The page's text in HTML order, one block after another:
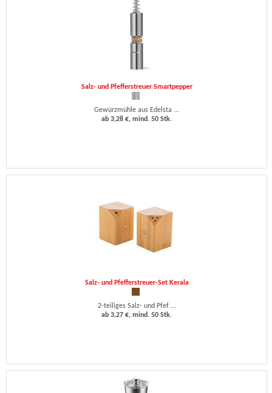
Salz- und Pfefferstreuer Smartpepper
Gewürzmühle aus Edelsta ...
ab 3,28 €, mind. 50 Stk.
Salz- und Pfefferstreuer-Set Kerala
2-teiliges Salz- und Pfef ...
ab 3,27 €, mind. 50 Stk.